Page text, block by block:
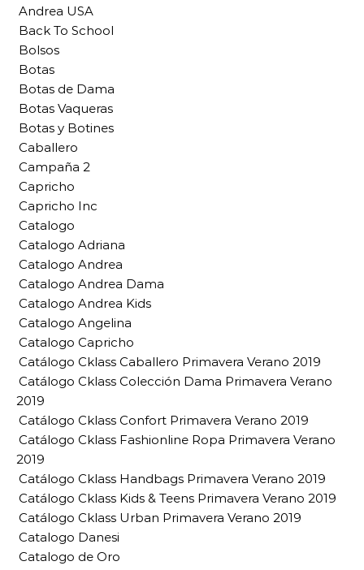
Andrea USA
Back To School
Bolsos
Botas
Botas de Dama
Botas Vaqueras
Botas y Botines
Caballero
Campaña 2
Capricho
Capricho Inc
Catalogo
Catalogo Adriana
Catalogo Andrea
Catalogo Andrea Dama
Catalogo Andrea Kids
Catalogo Angelina
Catalogo Capricho
Catálogo Cklass Caballero Primavera Verano 2019
Catálogo Cklass Colección Dama Primavera Verano
2019
Catálogo Cklass Confort Primavera Verano 2019
Catálogo Cklass Fashionline Ropa Primavera Verano
2019
Catálogo Cklass Handbags Primavera Verano 2019
Catálogo Cklass Kids & Teens Primavera Verano 2019
Catálogo Cklass Urban Primavera Verano 2019
Catalogo Danesi
Catalogo de Oro